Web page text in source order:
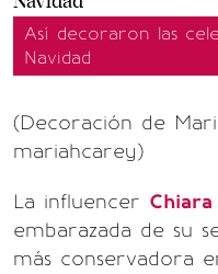
Así decoraron las
Navidad
(Decoración de
mariahcarey)
La influencer
embarazada de su
más conservadora